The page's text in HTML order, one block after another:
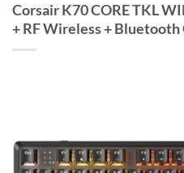
Corsair K70 CORE TKL
+ RF Wireless +